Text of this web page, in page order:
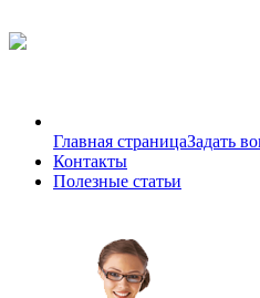
Главная страницаЗадать
Контакты
Полезные статьи